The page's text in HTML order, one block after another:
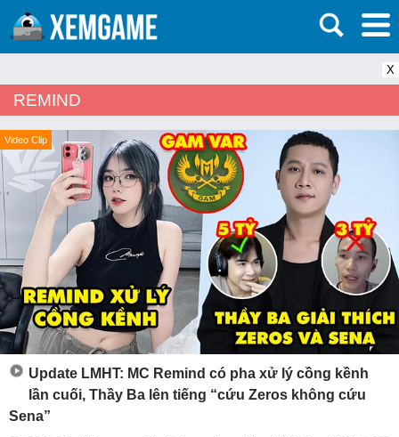
X
REMIND
Video Clip
Update LMHT: MC Remind có pha xử lý cồng kềnh
lần cuối, Thầy Ba lên tiếng “cứu Zeros không cứu
Sena”